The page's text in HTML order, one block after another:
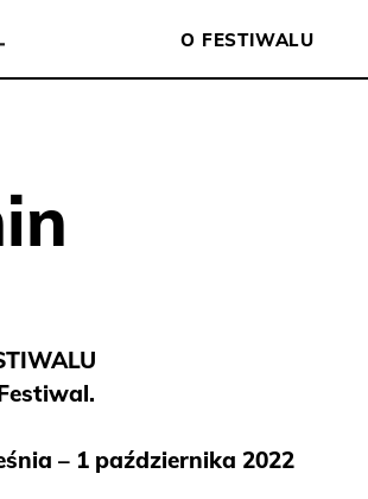
O FESTIWALU
– 1 października 2022